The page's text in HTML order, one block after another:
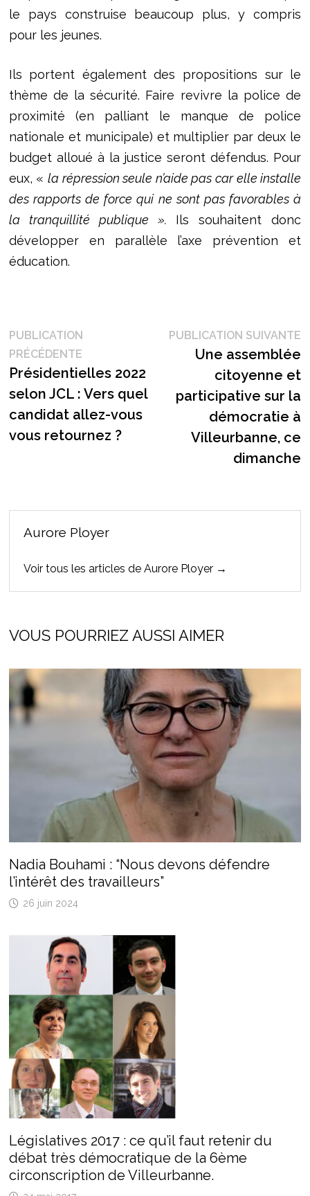
le pays construise beaucoup plus, y compris
pour les jeunes.
Ils portent également des propositions sur le
thème de la sécurité. Faire revivre la police de
proximité (en palliant le manque de police
nationale et municipale) et multiplier par deux le
budget alloué à la justice seront défendus. Pour
eux, « la répression seule n’aide pas car elle installe
des rapports de force qui ne sont pas favorables à
la tranquillité publique ». Ils souhaitent donc
développer en parallèle l’axe prévention et
éducation.
Navigation
de
l’article
PUBLICATION
PRÉCÉDENTEPublication
précédente :
Présidentielles 2022
selon JCL : Vers quel
candidat allez-vous
vous retournez ?
PUBLICATION SUIVANTE
Une assemblée
citoyenne et
participative sur la
démocratie à
Villeurbanne, ce
dimanche
Aurore Ployer
Voir tous les articles de Aurore Ployer →
VOUS POURRIEZ AUSSI AIMER
Nadia Bouhami : “Nous devons défendre
l’intérêt des travailleurs”
26 juin 2024
Législatives 2017 : ce qu’il faut retenir du
débat très démocratique de la 6ème
circonscription de Villeurbanne.